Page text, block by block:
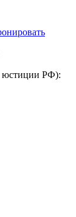
юстиции РФ):